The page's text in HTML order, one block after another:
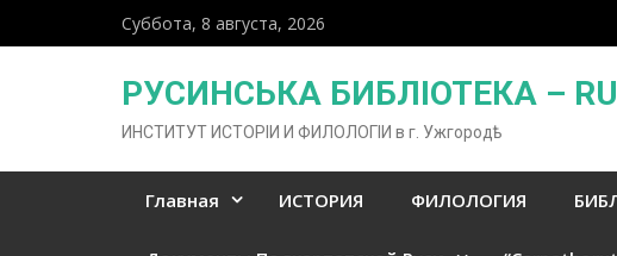
Суббота, 8 августа, 2026
РУСИНСЬКА БИБЛІОТЕКА –
ИНСТИТУТ ИСТОРІИ И ФИЛОЛОГІИ в г. Ужгородѣ
Главная ИСТОРИЯ ФИЛОЛОГИЯ